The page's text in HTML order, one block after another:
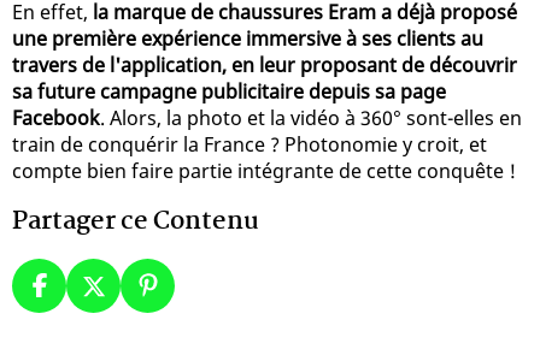
En effet, la marque de chaussures Eram a déjà proposé
une première expérience immersive à ses clients au
travers de l'application, en leur proposant de découvrir
sa future campagne publicitaire depuis sa page
Facebook. Alors, la photo et la vidéo à 360° sont-elles en
train de conquérir la France ? Photonomie y croit, et
compte bien faire partie intégrante de cette conquête !
Partager ce Contenu